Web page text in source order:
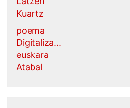
Kuartz
poema
Digitaliza...
euskara
Atabal